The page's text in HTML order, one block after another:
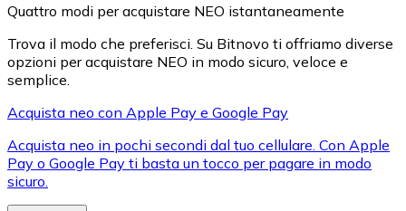
XRP
XRP
Quattro modi per acquistare NEO istantaneamente
Trova il modo che preferisci. Su Bitnovo ti offriamo diverse
opzioni per acquistare NEO in modo sicuro, veloce e
semplice.
Acquista neo con Apple Pay e Google Pay
Acquista neo in pochi secondi dal tuo cellulare. Con Apple
Pay o Google Pay ti basta un tocco per pagare in modo
sicuro.